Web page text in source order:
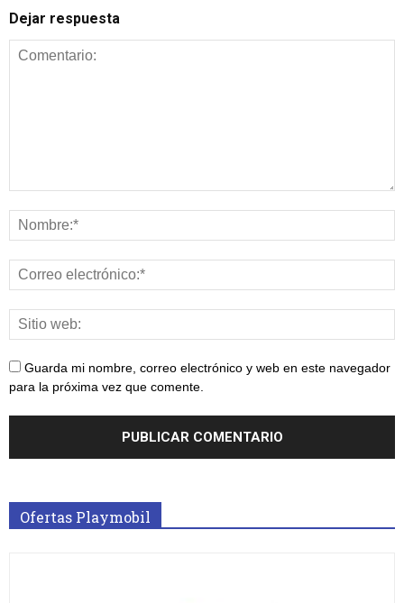
Dejar respuesta
Guarda mi nombre, correo electrónico y web en este navegador
para la próxima vez que comente.
Ofertas Playmobil